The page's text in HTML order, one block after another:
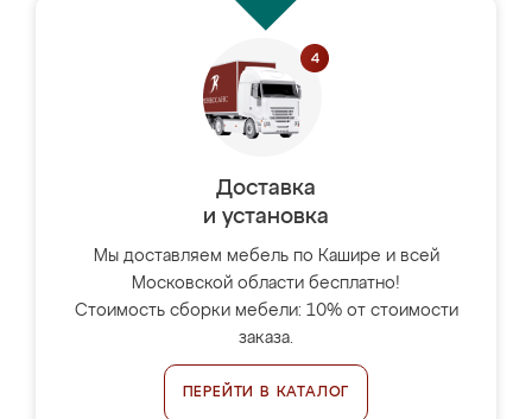
Доставка
и установка
Мы доставляем мебель по Кашире и всей
Московской области бесплатно!
Стоимость сборки мебели: 10% от стоимости
заказа.
ПЕРЕЙТИ В КАТАЛОГ